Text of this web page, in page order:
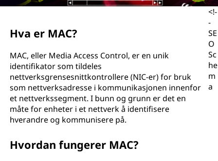
Hva er MAC?
MAC, eller Media Access Control, er en unik
identifikator som tildeles
nettverksgrensesnittkontrollere (NIC-er) for bruk
som nettverksadresse i kommunikasjonen innenfor
et nettverkssegment. I bunn og grunn er det en
måte for enheter i et nettverk å identifisere
hverandre og kommunisere på.
Hvordan fungerer MAC?
<!-
-
SE
O
Sc
he
m
a